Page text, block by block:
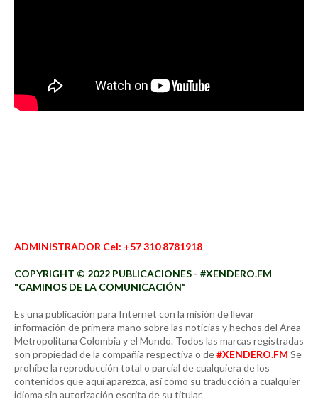
ADMINISTRADOR Cel: +57 310 8781918
COPYRIGHT © 2022 PUBLICACIONES - #XENDERO.FM
"CAMINOS DE LA COMUNICACIÓN"
Es una publicación para Internet con la misión de llevar
información de primera mano sobre las noticias y hechos del Área
Metropolitana Colombia y el Mundo. Todos las marcas registradas
son propiedad de la compañía respectiva o de#XENDERO.FM Se
prohíbe la reproducción total o parcial de cualquiera de los
contenidos que aquí aparezca, así como su traducción a cualquier
idioma sin autorización escrita de su titular.